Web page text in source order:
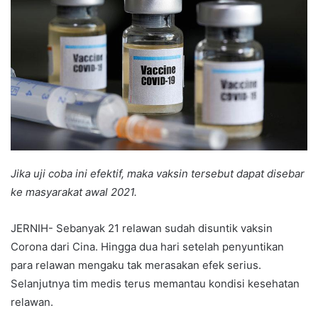
Jika uji coba ini efektif, maka vaksin tersebut dapat disebar
ke masyarakat awal 2021.
JERNIH- Sebanyak 21 relawan sudah disuntik vaksin
Corona dari Cina. Hingga dua hari setelah penyuntikan
para relawan mengaku tak merasakan efek serius.
Selanjutnya tim medis terus memantau kondisi kesehatan
relawan.